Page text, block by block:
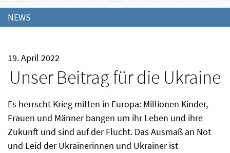
NEWS
19. April 2022
Unser Beitrag für die Ukraine
Es herrscht Krieg mitten in Europa: Millionen Kinder,
Frauen und Männer bangen um ihr Leben und ihre
Zukunft und sind auf der Flucht. Das Ausmaß an Not
und Leid der Ukrainerinnen und Ukrainer ist